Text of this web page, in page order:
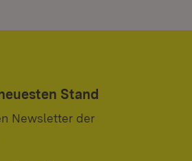
Stand
Newsletter der